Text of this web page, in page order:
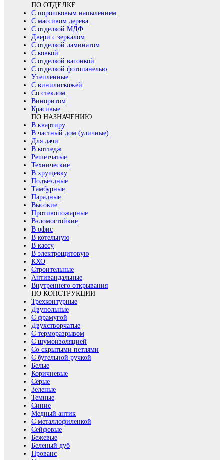
ПО ОТДЕЛКЕ
С порошковым напылением
С массивом дерева
С отделкой МДФ
Двери с зеркалом
С отделкой ламинатом
С ковкой
С отделкой вагонкой
С отделкой фотопанелью
Утепленные
С винилискожей
Со стеклом
Виноритом
Красивые
ПО НАЗНАЧЕНИЮ
В квартиру
В частный дом (уличные)
Для дачи
В коттедж
Решетчатые
Технические
В хрущевку
Подъездные
Тамбурные
Парадные
Высокие
Противопожарные
Взломостойкие
В офис
В котельную
В кассу
В электрощитовую
КХО
Строительные
Антивандальные
Внутреннего открывания
ПО КОНСТРУКЦИИ
Трехконтурные
Двупольные
С фрамугой
Двухстворчатые
С терморазрывом
С шумоизоляцией
Со скрытыми петлями
С бугельной ручкой
Белые
Коричневые
Серые
Зеленые
Темные
Синие
Медный антик
С металлофиленкой
Сейфовые
Бежевые
Беленый дуб
Прованс